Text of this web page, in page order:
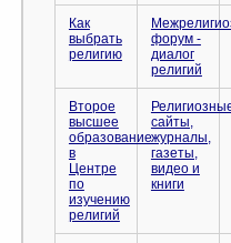
Как
выбрать
религию
форум -
диалог
религий
Второе
высшее
образование
в
Центре
по
изучению
религий
сайты,
журналы,
газеты,
видео и
книги